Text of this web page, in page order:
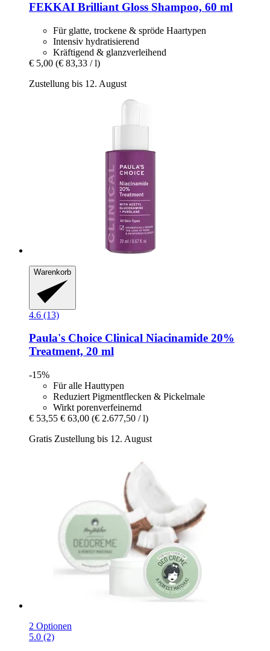
FEKKAI Brilliant Gloss Shampoo, 60 ml
Für glatte, trockene & spröde Haartypen
Intensiv hydratisierend
Kräftigend & glanzverleihend
€ 5,00 (€ 83,33 / l)
Zustellung bis 12. August
Warenkorb
4.6 (13)
Paula's Choice Clinical Niacinamide 20%
Treatment, 20 ml
-15%
Für alle Hauttypen
Reduziert Pigmentflecken & Pickelmale
Wirkt porenverfeinernd
€ 53,55 € 63,00 (€ 2.677,50 / l)
Gratis Zustellung bis 12. August
2 Optionen
5.0 (2)